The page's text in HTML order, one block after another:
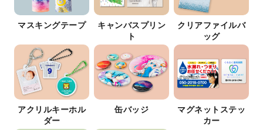
マスキングテープ
キャンバスプリン
ト
クリアファイルバ
ッグ
アクリルキーホル
ダー
缶バッジ
マグネットステッ
カー